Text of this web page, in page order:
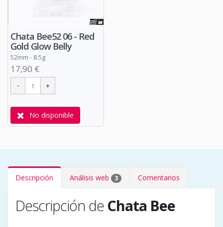
Chata Bee52 06 - Red
Gold Glow Belly
52mm - 8.5g
17,90 €
No disponible
Descripción Análisis web 3 Comentarios
Descripción de Chata Bee